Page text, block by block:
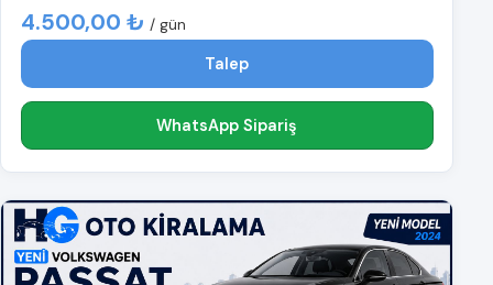
4.500,00 ₺ / gün
Talep
WhatsApp Sipariş